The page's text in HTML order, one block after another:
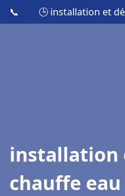
📞 🕒 installation et
installation
chauffe